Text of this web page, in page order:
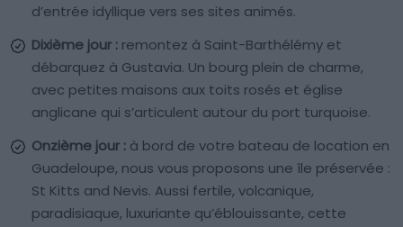
d’entrée idyllique vers ses sites animés.
Dixième jour : remontez à Saint-Barthélémy et
débarquez à Gustavia. Un bourg plein de charme,
avec petites maisons aux toits rosés et église
anglicane qui s’articulent autour du port turquoise.
Onzième jour : à bord de votre bateau de location en
Guadeloupe, nous vous proposons une île préservée :
St Kitts and Nevis. Aussi fertile, volcanique,
paradisiaque, luxuriante qu’éblouissante, cette